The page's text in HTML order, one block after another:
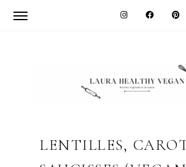
HEALTHY
LENTILLES,